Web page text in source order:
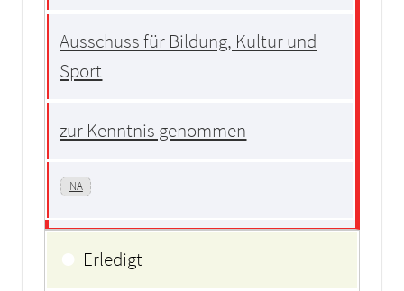
Ausschuss für Bildung, Kultur und
Sport
zur Kenntnis genommen
NA
● Erledigt